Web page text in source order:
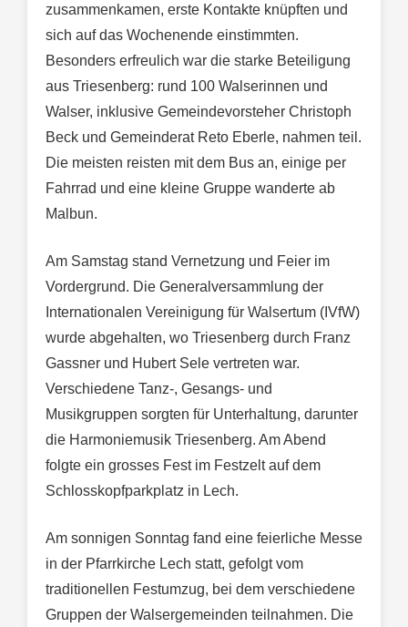
zusammenkamen, erste Kontakte knüpften und
sich auf das Wochenende einstimmten.
Besonders erfreulich war die starke Beteiligung
aus Triesenberg: rund 100 Walserinnen und
Walser, inklusive Gemeindevorsteher Christoph
Beck und Gemeinderat Reto Eberle, nahmen teil.
Die meisten reisten mit dem Bus an, einige per
Fahrrad und eine kleine Gruppe wanderte ab
Malbun.
Am Samstag stand Vernetzung und Feier im
Vordergrund. Die Generalversammlung der
Internationalen Vereinigung für Walsertum (IVfW)
wurde abgehalten, wo Triesenberg durch Franz
Gassner und Hubert Sele vertreten war.
Verschiedene Tanz-, Gesangs- und
Musikgruppen sorgten für Unterhaltung, darunter
die Harmoniemusik Triesenberg. Am Abend
folgte ein grosses Fest im Festzelt auf dem
Schlosskopfparkplatz in Lech.
Am sonnigen Sonntag fand eine feierliche Messe
in der Pfarrkirche Lech statt, gefolgt vom
traditionellen Festumzug, bei dem verschiedene
Gruppen der Walsergemeinden teilnahmen. Die